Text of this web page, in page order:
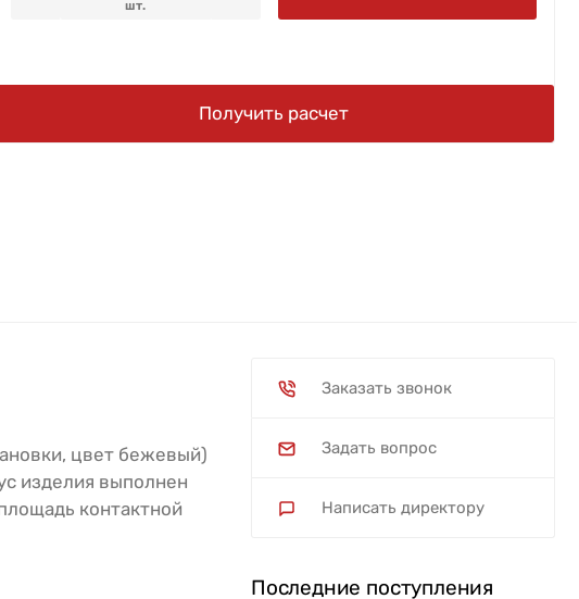
шт.
Получить расчет
цвет бежевый)
изделия выполнен
контактной
Заказать звонок
Задать вопрос
Написать директору
Последние поступления